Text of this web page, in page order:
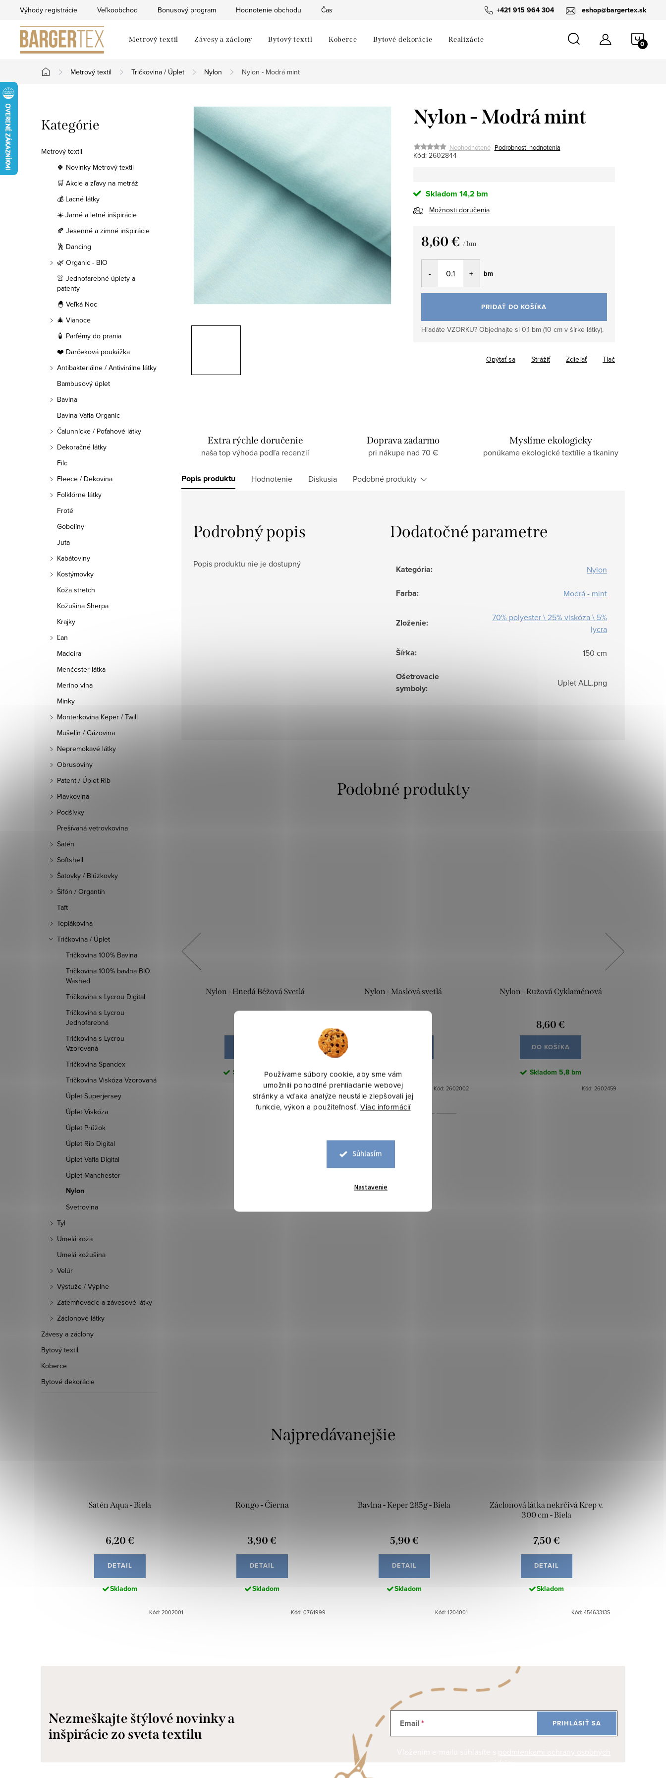
Používame súbory cookie, aby sme vám
umožnili pohodlné prehliadanie webovej
stránky a vďaka analýze neustále zlepšovali jej
funkcie, výkon a použiteľnosť. Viac informácií
Súhlasím
Nastavenie
obsah
+421 915 964 304 eshop@bargertex.sk
Výhody registrácie Veľkoobchod Bonusový program Hodnotenie obchodu Často kladené otázky
Metrový textil Závesy a záclony Bytový textil Koberce Bytové dekorácie Realizácie
Domov
Metrový textil Tričkovina / Úplet Nylon Nylon - Modrá mint
o
č
Preskočiť
kategórie
Kategórie
Metrový textil
🍀 Novinky Metrový textil
🛒 Akcie a zľavy na metráž
💰 Lacné látky
☀️ Jarné a letné inšpirácie
🍂 Jesenné a zimné inšpirácie
🕺 Dancing
🌿 Organic - BIO
👚 Jednofarebné úplety a
patenty
🐣 Veľká Noc
🎄 Vianoce
🧴 Parfémy do prania
❤️ Darčeková poukážka
Antibakteriálne / Antivirálne látky
Bambusový úplet
Bavlna
Bavlna Vafla Organic
Čalunnícke / Poťahové látky
Dekoračné látky
Filc
Fleece / Dekovina
Folklórne látky
Froté
Gobelíny
Juta
Kabátoviny
Kostýmovky
Koža stretch
Kožušina Sherpa
Krajky
Ľan
Madeira
Menčester látka
Merino vlna
Minky
Monterkovina Keper / Twill
Mušelín / Gázovina
Nepremokavé látky
Obrusoviny
Patent / Úplet Rib
Plavkovina
Podšívky
Prešívaná vetrovkovina
Satén
Softshell
Šatovky / Blúzkovky
Šifón / Organtín
Taft
Teplákovina
Tričkovina / Úplet
Tričkovina 100% Bavlna
Tričkovina 100% bavlna BIO
Washed
Tričkovina s Lycrou Digital
Tričkovina s Lycrou
Jednofarebná
Tričkovina s Lycrou
Vzorovaná
Tričkovina Spandex
Tričkovina Viskóza Vzorovaná
Úplet Superjersey
Úplet Viskóza
Úplet Prúžok
Úplet Rib Digital
Úplet Vafla Digital
Úplet Manchester
Nylon
Svetrovina
Tyl
Umelá koža
Umelá kožušina
Velúr
Výstuže / Výplne
Zatemňovacie a závesové látky
Záclonové látky
Závesy a záclony
Bytový textil
Koberce
Bytové dekorácie
Nylon - Modrá mint
Neohodnotené Podrobnosti hodnotenia
Kód: 2602844
Skladom 14,2 bm
Možnosti doručenia
8,60 € / bm
Jednotková
bm
PRIDAŤ DO KOŠÍKA
Hľadáte VZORKU? Objednajte si 0,1 bm (10 cm v šírke látky).
Tlač
Opýtať sa Strážiť Zdieľať
Extra rýchle doručenie
naša top výhoda podľa recenzií
Doprava zadarmo
pri nákupe nad 70 €
Myslíme ekologicky
ponúkame ekologické textílie a tkaniny
Popis produktu Hodnotenie Diskusia Podobné produkty
Podrobný popis
Popis produktu nie je dostupný
Dodatočné parametre
Kategória: Nylon
Farba: Modrá - mint
Zloženie:
70% polyester \ 25% viskóza \ 5%
lycra
Šírka: 150 cm
Ošetrovacie
symboly: Uplet ALL.png
8,60 €
DO KOŠÍKA
Nylon - Hnedá Béžová Svetlá
Skladom 10,4 bm
Kód:2602690
Nylon - Maslová svetlá
Skladom
Kód: 2602002
Nylon - Ružová Cyklaménová
8,60 €
DO KOŠÍKA
Skladom 5,8 bm
Kód: 2602459
Najpredávanejšie
Satén Aqua - Biela
6,20 €
DETAIL
Skladom
Kód: 2002001
Rongo - Čierna
3,90 €
DETAIL
Skladom
Kód: 0761999
Bavlna - Keper 285g - Biela
5,90 €
DETAIL
Skladom
Kód: 1204001
Záclonová látka nekrčivá Krep v.
300 cm - Biela
7,50 €
DETAIL
Skladom
Kód: 45463313S
Nezmeškajte štýlové novinky a
inšpirácie zo sveta textilu
Email PRIHLÁSIŤ SA